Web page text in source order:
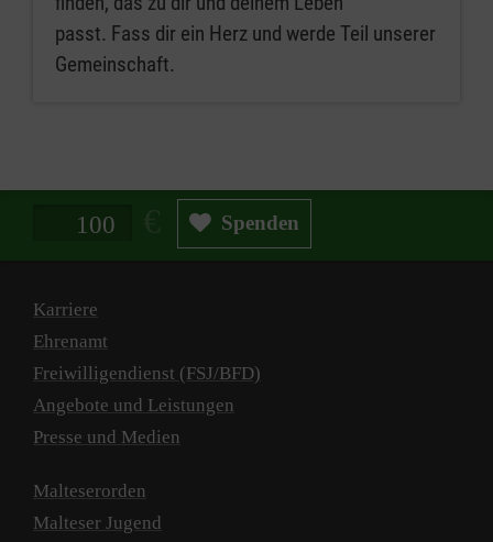
passt. Fass dir ein Herz und werde Teil unserer
Gemeinschaft.
Spendenbetrag in Euro Spenden
Karriere
Ehrenamt
Freiwilligendienst (FSJ/BFD)
Angebote und Leistungen
Presse und Medien
Malteserorden
Malteser Jugend